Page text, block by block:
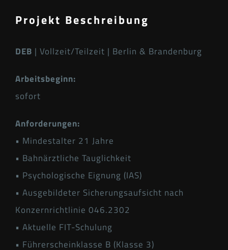
Projekt Beschreibung
DEB | Vollzeit/Teilzeit | Berlin & Brandenburg
Arbeitsbeginn:
sofort
Anforderungen:
• Mindestalter 21 Jahre
• Bahnärztliche Tauglichkeit
• Psychologische Eignung (IAS)
• Ausgebildeter Sicherungsaufsicht nach
Konzernrichtlinie 046.2302
• Aktuelle FIT-Schulung
• Führerscheinklasse B (Klasse 3)